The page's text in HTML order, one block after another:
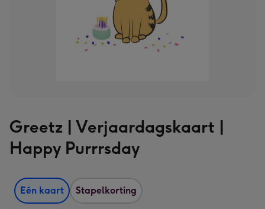
Greetz | Verjaardagskaart |
Happy Purrrsday
Eén kaart Stapelkorting